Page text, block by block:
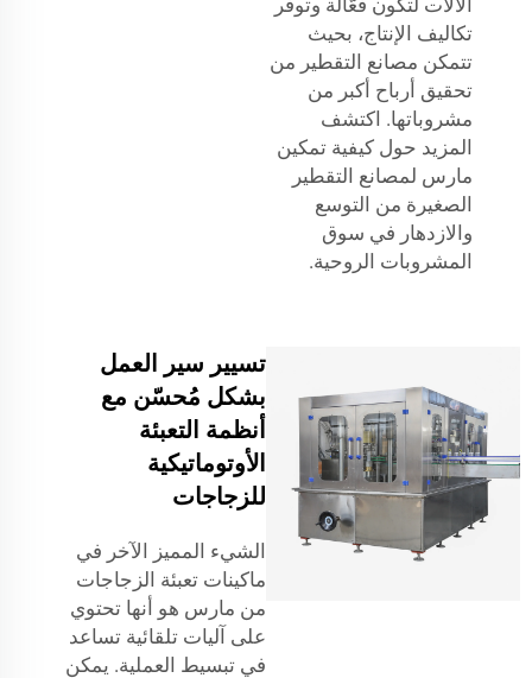
تكاليف الإنتاج، بحيث
تتمكن مصانع التقطير من
تحقيق أرباح أكبر من
مشروباتها. اكتشف
المزيد حول كيفية تمكين
مارس لمصانع التقطير
الصغيرة من التوسع
والازدهار في سوق
المشروبات الروحية.
تسيير سير العمل
بشكل مُحسّن مع
أنظمة التعبئة
الأوتوماتيكية
للزجاجات
الشيء المميز الآخر في
ماكينات تعبئة الزجاجات
من مارس هو أنها تحتوي
على آليات تلقائية تساعد
في تبسيط العملية. يمكن